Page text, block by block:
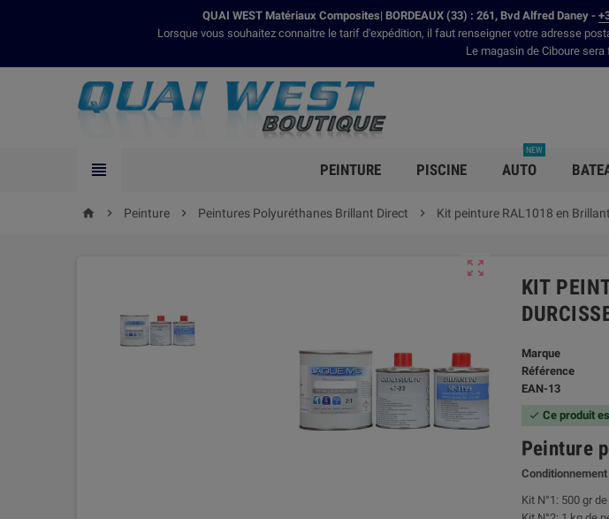
QUAI WEST Matériaux Composites| BORDEAUX (33) : 261, Bvd Alfred Daney -
Lorsque vous souhaitez connaitre le tarif d'expédition, il faut renseigner votre adresse
Le magasin de Ciboure
 PEINTURE PISCINE AUTO
NEW
home  Peinture  Peintures Polyuréthanes Brillant Direct  Kit peinture RAL1018 en

KIT
Marque
Référence
EAN-13
 Ce produit
Peinture
Conditionnement
Kit N°1: 500 gr